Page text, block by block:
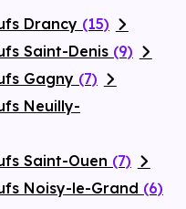
Drancy (15)
Saint-Denis (9)
Gagny (7)
Neuilly-
Saint-Ouen (7)
Noisy-le-Grand (6)